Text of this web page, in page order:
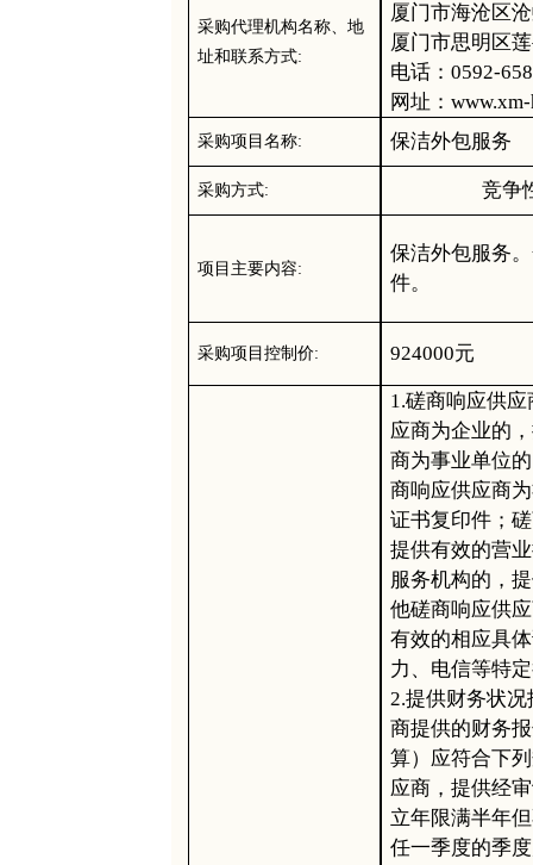
采购代理机构名称、地
址和联系方式:
厦门市海沧区
厦门市思明区
电话： 0592-
网址：
采购项目名称: 保洁外包服务
采购方式: 竞争
项目主要内容:
保洁外包服务
件。
采购项目控制价: 924000元
1.磋商响应供
应商为企业的
商为事业单位
商响应供应商
证书复印件；
提供有效的营
服务机构的，
他磋商响应供
有效的相应具
力、电信等特
2.提供财务状
商提供的财务
算）应符合下
应商，提供经
立年限满半年
任一季度的季